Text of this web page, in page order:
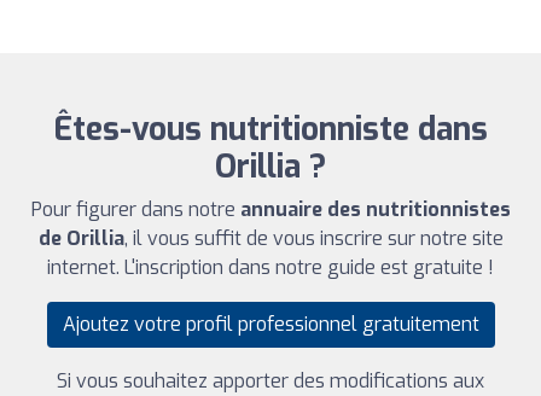
Êtes-vous nutritionniste dans
Orillia ?
Pour figurer dans notre annuaire des nutritionnistes
de Orillia, il vous suffit de vous inscrire sur notre site
internet. L'inscription dans notre guide est gratuite !
Ajoutez votre profil professionnel gratuitement
Si vous souhaitez apporter des modifications aux